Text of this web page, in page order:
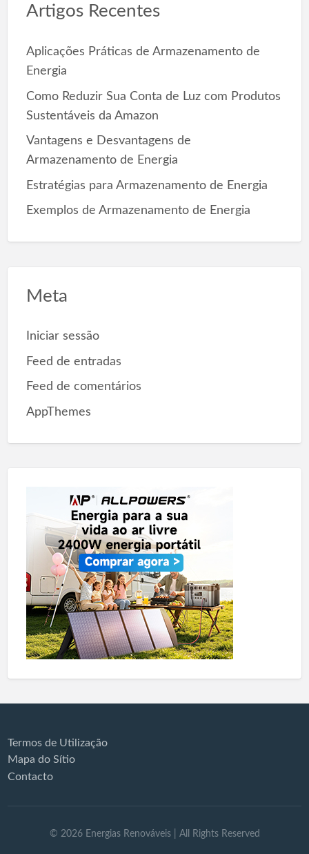
h
o
r
Artigos Recentes
Aplicações Práticas de Armazenamento de
Energia
Como Reduzir Sua Conta de Luz com Produtos
Sustentáveis da Amazon
Vantagens e Desvantagens de
Armazenamento de Energia
Estratégias para Armazenamento de Energia
Exemplos de Armazenamento de Energia
Meta
Iniciar sessão
Feed de entradas
Feed de comentários
AppThemes
Termos de Utilização
Mapa do Sítio
Contacto
© 2026 Energias Renováveis| All Rights Reserved